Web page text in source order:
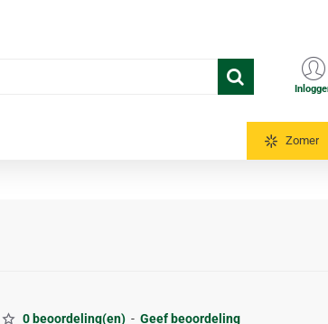
Zomer
0 beoordeling(en) - Geef beoordeling